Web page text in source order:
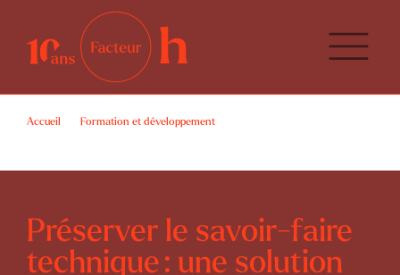
Accueil
Formation et développement
Préserver le savoir-faire
technique : une solution